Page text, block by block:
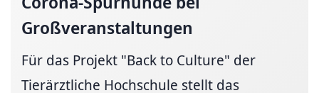
Großveranstaltungen
Für das Projekt "Back to Culture" der
Tierärztliche Hochschule stellt das